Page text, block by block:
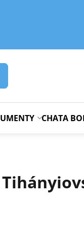
CHATA